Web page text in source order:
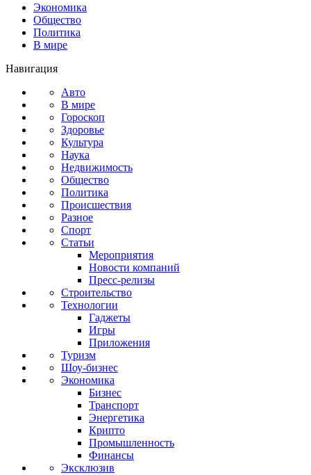
Экономика
Общество
Политика
В мире
Навигация
Авто
В мире
Гороскоп
Здоровье
Культура
Наука
Недвижимость
Общество
Политика
Происшествия
Разное
Спорт
Статьи
Мероприятия
Новости компаний
Пресс-релизы
Строительство
Технологии
Гаджеты
Игры
Приложения
Туризм
Шоу-бизнес
Экономика
Бизнес
Транспорт
Энергетика
Крипто
Промышленность
Финансы
Эксклюзив